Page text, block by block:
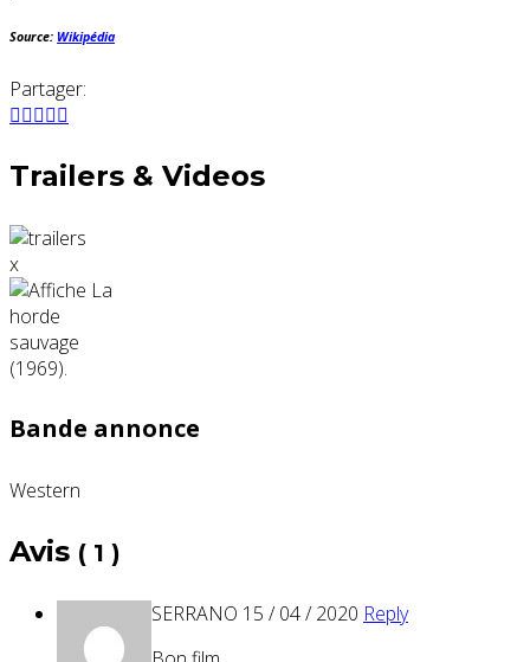
Source: Wikipédia
Partager:
Trailers & Videos
x
Bande annonce
Western
Avis ( 1 )
SERRANO 15 / 04 / 2020 Reply